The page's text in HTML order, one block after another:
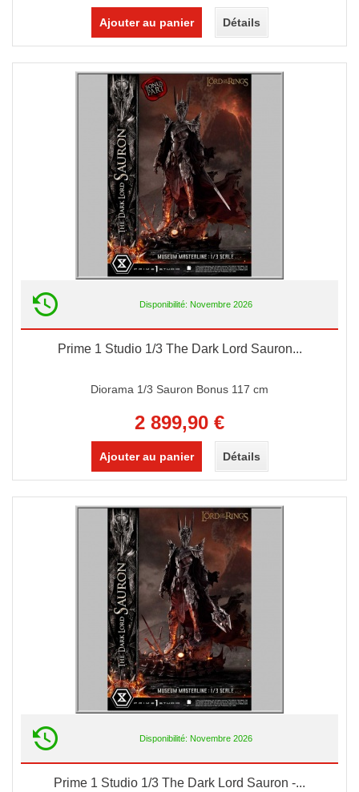
Ajouter au panier Détails
Disponibilité: Novembre 2026
Prime 1 Studio 1/3 The Dark Lord Sauron...
Diorama 1/3 Sauron Bonus 117 cm
2 899,90 €
Ajouter au panier Détails
Disponibilité: Novembre 2026
Prime 1 Studio 1/3 The Dark Lord Sauron -...